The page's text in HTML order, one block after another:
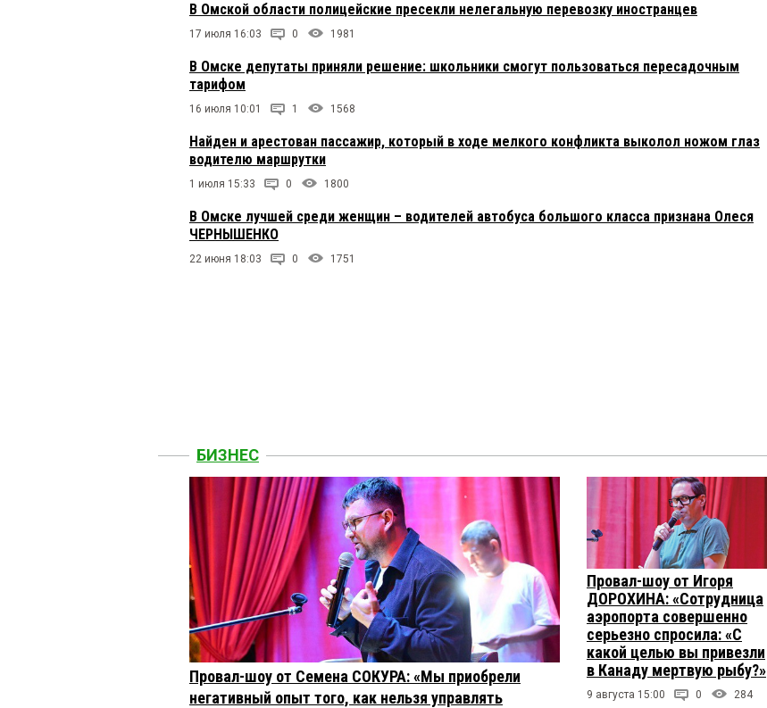
В Омской области полицейские пресекли нелегальную перевозку иностранцев
17 июля 16:03 0 1981
В Омске депутаты приняли решение: школьники смогут пользоваться пересадочным
тарифом
16 июля 10:01 1 1568
Найден и арестован пассажир, который в ходе мелкого конфликта выколол ножом глаз
водителю маршрутки
1 июля 15:33 0 1800
В Омске лучшей среди женщин – водителей автобуса большого класса признана Олеся
ЧЕРНЫШЕНКО
22 июня 18:03 0 1751
БИЗНЕС
Провал-шоу от Семена СОКУРА: «Мы приобрели
негативный опыт того, как нельзя управлять
Провал-шоу от Игоря
ДОРОХИНА: «Сотрудница
аэропорта совершенно
серьезно спросила: «С
какой целью вы привезли
в Канаду мертвую рыбу?»
9 августа 15:00 0 284